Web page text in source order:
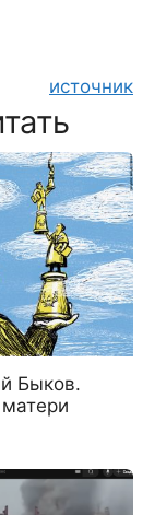
источник
Быков.